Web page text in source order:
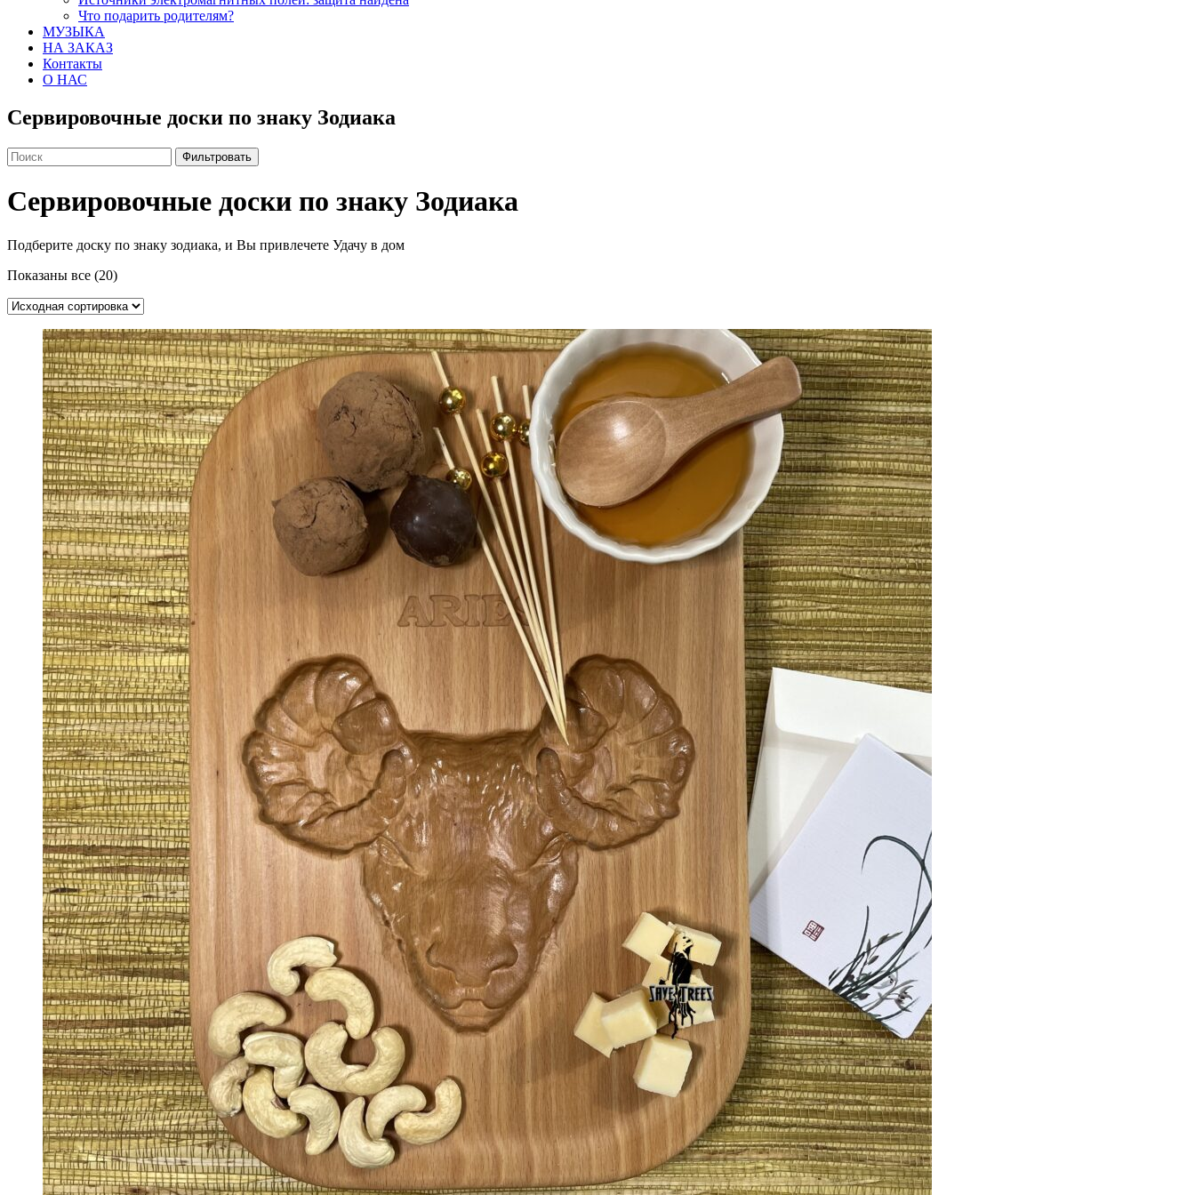
Что подарить родителям?
МУЗЫКА
НА ЗАКАЗ
Контакты
О НАС
Сервировочные доски по знаку Зодиака
Фильтровать
Сервировочные доски по знаку Зодиака
Подберите доску по знаку зодиака, и Вы привлечете Удачу в дом
Показаны все (20)